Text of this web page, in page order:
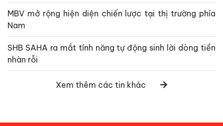
MBV mở rộng hiện diện chiến lược tại thị trường phía
Nam
SHB SAHA ra mắt tính năng tự động sinh lời dòng tiền
nhàn rỗi
Xem thêm các tin khác